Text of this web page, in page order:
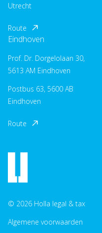
Utrecht
Route
Eindhoven
Prof. Dr. Dorgelolaan 30,
5613 AM Eindhoven
Postbus 63, 5600 AB
Eindhoven
Route
© 2026 Holla legal & tax
Algemene voorwaarden